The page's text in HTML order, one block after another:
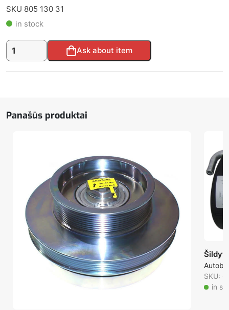
SKU 805 130 31
in stock
produkto
kiekis:
Ask about item
Alternative:
Panašūs produktai
SKU:
in